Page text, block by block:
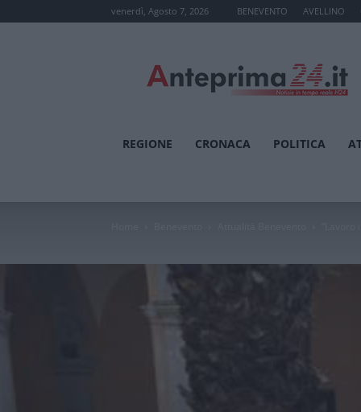
venerdì, Agosto 7, 2026 BENEVENTO AVELLINO
REGIONE CRONACA POLITICA